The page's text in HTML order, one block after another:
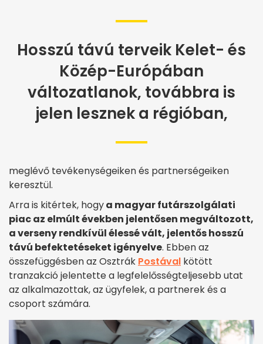
Hosszú távú terveik Kelet- és
Közép-Európában
változatlanok, továbbra is
jelen lesznek a régióban,
meglévő tevékenységeiken és partnerségeiken
keresztül.
Arra is kitértek, hogya magyar futárszolgálati
piac az elmúlt években jelentősen megváltozott,
a verseny rendkívül élessé vált, jelentős hosszú
távú befektetéseket igényelve. Ebben az
összefüggésben az Osztrák Postával kötött
tranzakció jelentette a legfelelősségteljesebb utat
az alkalmazottak, az ügyfelek, a partnerek és a
csoport számára.